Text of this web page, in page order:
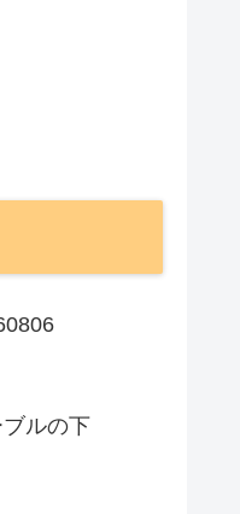
ルの下